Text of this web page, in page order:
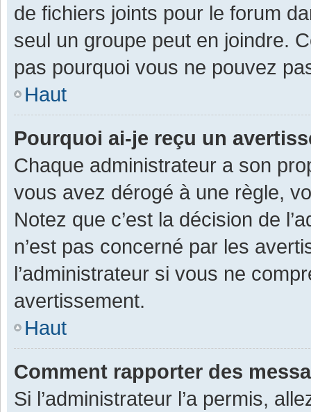
de fichiers joints pour le forum
seul un groupe peut en joindre.
pas pourquoi vous ne pouvez
Haut
Pourquoi ai-je reçu un
Chaque administrateur a son
vous avez dérogé à une règle,
Notez que c’est la décision de
n’est pas concerné par les
l’administrateur si vous ne
avertissement.
Haut
Comment rapporter des
Si l’administrateur l’a permis,